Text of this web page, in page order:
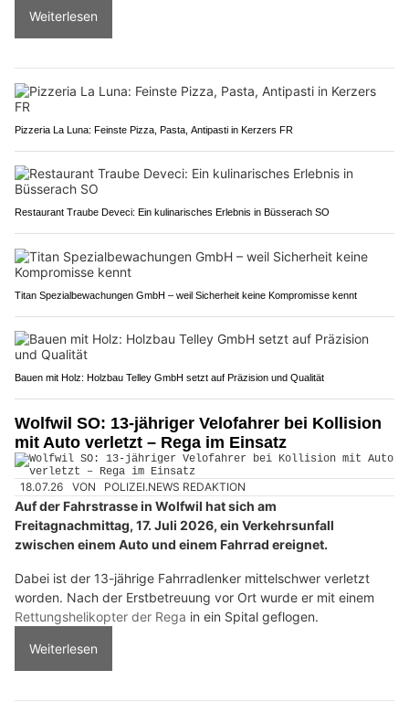
Weiterlesen
Pizzeria La Luna: Feinste Pizza, Pasta, Antipasti in Kerzers FR
Restaurant Traube Deveci: Ein kulinarisches Erlebnis in Büsserach SO
Titan Spezialbewachungen GmbH – weil Sicherheit keine Kompromisse kennt
Bauen mit Holz: Holzbau Telley GmbH setzt auf Präzision und Qualität
Wolfwil SO: 13-jähriger Velofahrer bei Kollision
mit Auto verletzt – Rega im Einsatz
18.07.26 VON POLIZEI.NEWS REDAKTION
Auf der Fahrstrasse in Wolfwil hat sich am
Freitagnachmittag, 17. Juli 2026, ein Verkehrsunfall
zwischen einem Auto und einem Fahrrad ereignet.
Dabei ist der 13-jährige Fahrradlenker mittelschwer verletzt
worden. Nach der Erstbetreuung vor Ort wurde er mit einem
Rettungshelikopter der Rega in ein Spital geflogen.
Weiterlesen